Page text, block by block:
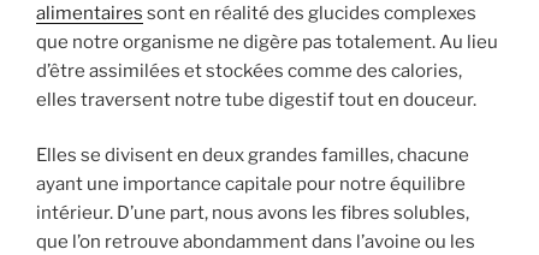
alimentaires sont en réalité des glucides complexes
que notre organisme ne digère pas totalement. Au lieu
d’être assimilées et stockées comme des calories,
elles traversent notre tube digestif tout en douceur.
Elles se divisent en deux grandes familles, chacune
ayant une importance capitale pour notre équilibre
intérieur. D’une part, nous avons les fibres solubles,
que l’on retrouve abondamment dans l’avoine ou les